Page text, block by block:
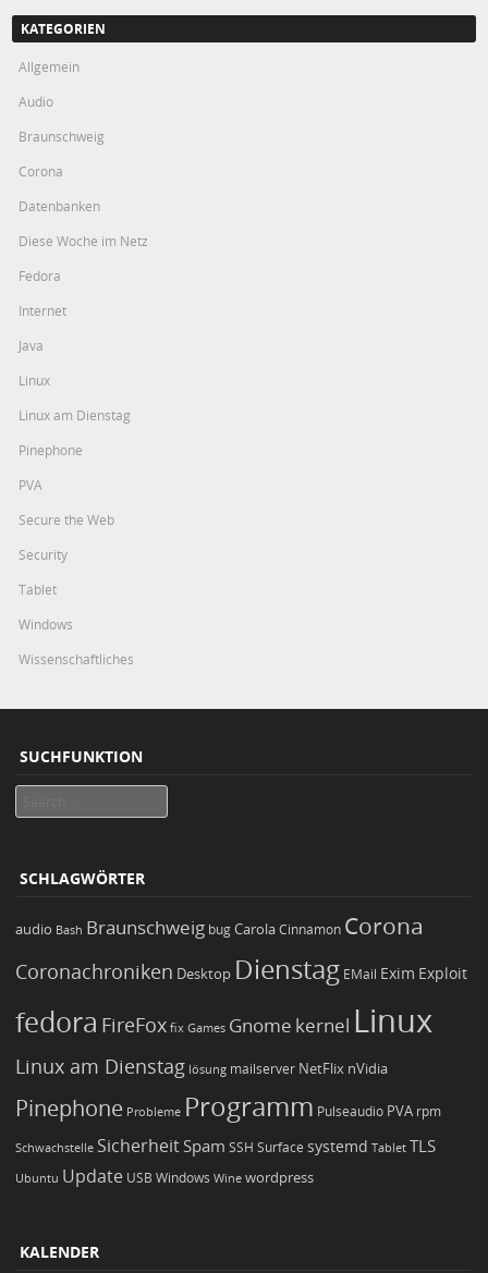
KATEGORIEN
Allgemein
Audio
Braunschweig
Corona
Datenbanken
Diese Woche im Netz
Fedora
Internet
Java
Linux
Linux am Dienstag
Pinephone
PVA
Secure the Web
Security
Tablet
Windows
Wissenschaftliches
SUCHFUNKTION
SCHLAGWÖRTER
audio Bash Braunschweig bugCarola Cinnamon Corona
Coronachroniken Desktop Dienstag EMail Exim Exploit
fedora FireFox fix Games Gnome kernel Linux
Linux am Dienstag lösung mailserver NetFlix nVidia
Pinephone Probleme Programm Pulseaudio PVA rpm
Schwachstelle Sicherheit Spam SSH Surface systemd Tablet TLS
Ubuntu Update USB Windows Wine wordpress
KALENDER